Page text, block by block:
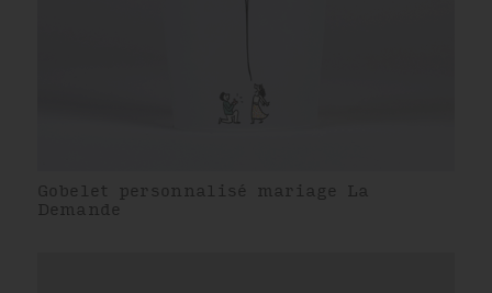
Gobelet personnalisé mariage La
Demande